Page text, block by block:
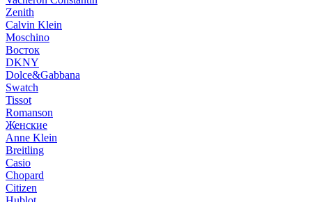
Zenith
Calvin Klein
Moschino
Восток
DKNY
Dolce&Gabbana
Swatch
Tissot
Romanson
Женские
Anne Klein
Breitling
Casio
Chopard
Citizen